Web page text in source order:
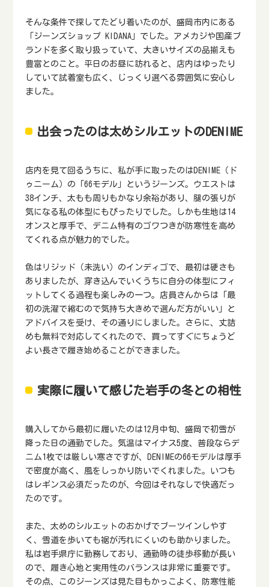
そんな条件で探してたどり着いたのが、盛岡市内にある
「ジーンズショップ KIDANA」でした。アメカジや国産ブ
ランドを多く取り扱っていて、大きいサイズの品揃えも
豊富とのこと。平日のお昼に訪れると、店内はゆったり
していて試着室も広く、じっくり選べる雰囲気に安心し
ました。
出会ったのは太めシルエットのDENIME
店内を見て回るうちに、私が手に取ったのはDENIME（ド
ゥニーム）の「66モデル」というジーンズ。ウエストは
38インチ、太もも周りもかなり余裕があり、腿の張りが
気になる私の体型にもぴったりでした。しかも生地は14
オンスと厚手で、デニム特有のゴワつきが防寒性を高め
てくれる点が魅力的でした。
色はリジッド（未洗い）のインディゴで、最初は硬さも
ありましたが、穿き込んでいくうちに自分の体型にフィ
ットしてくる過程も楽しみの一つ。店員さんからは「最
初の洗濯で縮むので気持ち大きめで選んだ方がいい」と
アドバイスを受け、その通りにしました。さらに、丈詰
めも無料で対応してくれたので、買ってすぐにちょうど
よい長さで履き始めることができました。
実際に履いて感じた岩手の冬との相性
購入してから最初に履いたのは12月中旬、盛岡で初雪が
降った日の通勤でした。気温はマイナス5度、普段ならデ
ニム1枚では厳しい寒さですが、DENIMEの66モデルは厚手
で密度が高く、風をしっかり防いでくれました。いつも
はレギンス必須だったのが、今回はそれなしで快適だっ
たのです。
また、太めのシルエットのおかげでブーツインしやす
く、雪道を歩いても裾が汚れにくいのも助かりました。
私は岩手県庁に勤務しており、通勤時の徒歩移動が長い
ので、履き心地と実用性のバランスは非常に重要です。
その点、このジーンズは見た目もかっこよく、防寒性能